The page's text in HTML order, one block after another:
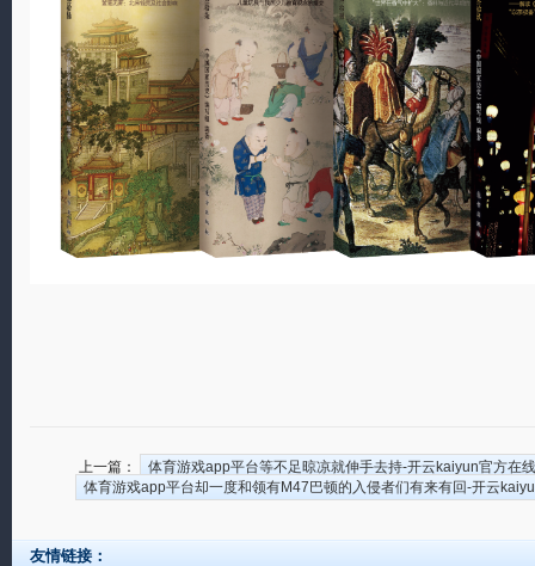
上一篇：
体育游戏app平台等不足晾凉就伸手去持-开云kaiyun官方在
体育游戏app平台却一度和领有M47巴顿的入侵者们有来有回-开云
友情链接：